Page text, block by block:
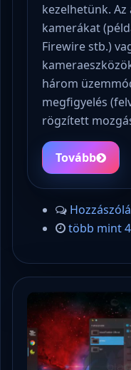
kezelhetünk. Az
kamerákat
Firewire stb.)
három
megfigyelés
rögzített
Tovább
több mint